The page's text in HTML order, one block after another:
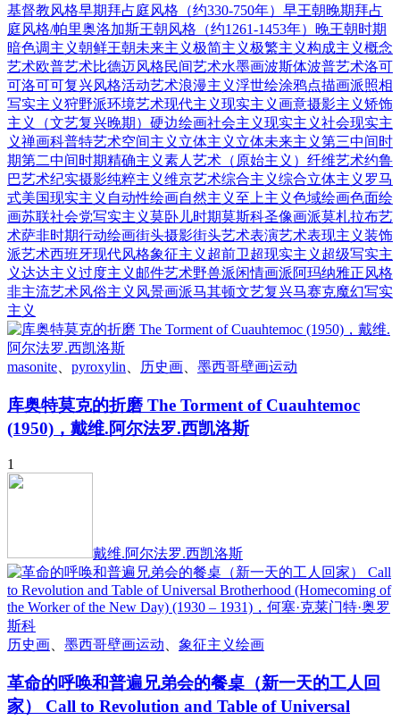
基督教风格早期拜占庭风格（约330-750年） 早王朝晚期拜占
庭风格/帕里奥洛加斯王朝风格（约1261-1453年） 晚王朝时期
暗色调主义朝鲜王朝未来主义极简主义极繁主义构成主义概念
艺术欧普艺术比德迈风格民间艺术水墨画波斯体波普艺术洛可
可洛可可复兴风格活动艺术浪漫主义浮世绘涂鸦点描画派照相
写实主义狩野派环境艺术现代主义现实主义画意摄影主义矫饰
主义（文艺复兴晚期） 硬边绘画社会主义现实主义社会现实主
义禅画科普特艺术空间主义 立体主义 立体未来主义第三中间时
期第二中间时期精确主义素人艺术（原始主义） 纤维艺术约鲁
巴艺术纪实摄影纯粹主义维京艺术综合主义综合立体主义 罗马
式美国现实主义 自动性绘画自然主义至上主义色域绘画色面绘
画苏联社会党写实主义莫卧儿时期莫斯科圣像画派莫札拉布艺
术萨非时期行动绘画街头摄影街头艺术表演艺术表现主义装饰
派艺术西班牙现代风格象征主义 超前卫超现实主义 超级写实主
义达达主义过度主义 邮件艺术野兽派闲情画派阿玛纳雅正风格
非主流艺术风俗主义 风景画派马其顿文艺复兴马赛克魔幻写实
主义
masonite pyroxylin 历史画 墨西哥壁画运动
库奥特莫克的折磨 The Torment of Cuauhtemoc
(1950)，戴维.阿尔法罗.西凯洛斯
1
戴维.阿尔法罗.西凯洛斯
历史画 墨西哥壁画运动 象征主义绘画
革命的呼唤和普遍兄弟会的餐桌（新一天的工人回
家） Call to Revolution and Table of Universal